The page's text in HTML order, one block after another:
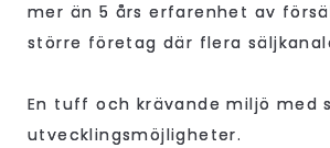
mer än 5 års erfarenhet av
större företag där flera
En tuff och krävande miljö med
utvecklingsmöjligheter.